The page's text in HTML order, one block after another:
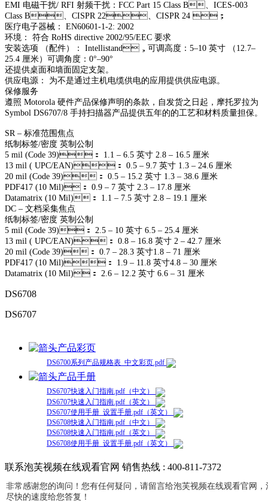
EMI 电磁干扰/ RFI 射频干扰：FCC Part 15 Class B、ICES-003
Class B、CISPR 22、CISPR 24 ；
医疗电子器械： EN60601-1-2: 2002
环境： 符合 RoHS directive 2002/95/EEC 要求
安装选项 （配件）： Intellistand，可调高度：5–10 英寸 （12.7–
25.4 厘米）可调角度：0°–90°
还提供桌面和墙面固定支架。
供应电源： 为不是通过主机电缆供电的应用提供供应电源。
保修服务
遵照 Motorola 硬件产品保修声明的条款，自发货之日起，摩托罗拉为
Symbol DS6707/8 手持扫描器产品提供五年的的工艺和材料质量担保。
SR – 标准范围焦点
纸制标签/密度 英制公制
5 mil (Code 39)： 1.1 – 6.5 英寸 2.8 – 16.5 厘米
13 mil ( UPC/EAN)： 0.5 – 9.7 英寸 1.3 – 24.6 厘米
20 mil (Code 39)： 0.5 – 15.2 英寸 1.3 – 38.6 厘米
PDF417 (10 Mil)： 0.9 – 7 英寸 2.3 – 17.8 厘米
Datamatrix (10 Mil)： 1.1 – 7.5 英寸 2.8 – 19.1 厘米
DC – 文档采集焦点
纸制标签/密度 英制公制
5 mil (Code 39)： 2.5 – 10 英寸 6.5 – 25.4 厘米
13 mil ( UPC/EAN)： 0.8 – 16.8 英寸 2 – 42.7 厘米
20 mil (Code 39)： 0.7 – 28.3 英寸1.8 – 71 厘米
PDF417 (10 Mil)： 1.9 – 11.8 英寸4.8 – 30 厘米
Datamatrix (10 Mil)： 2.6 – 12.2 英寸 6.6 – 31 厘米
DS6708
DS6707
产品彩页
DS6700系列产品规格表_中文彩页.pdf
产品手册
DS6707快速入门指南.pdf（中文）
DS6707快速入门指南.pdf（英文）
DS6707使用手册_设置手册.pdf（英文）
DS6708快速入门指南.pdf（中文）
DS6708快速入门指南.pdf（英文）
DS6708使用手册_设置手册.pdf（英文）
联系泡芙视频在线观看官网 销售热线 : 400-811-7372
非常感谢您的询问！您有任何疑问，请留言给泡芙视频在线观看官网
尽快的速度给您答复！